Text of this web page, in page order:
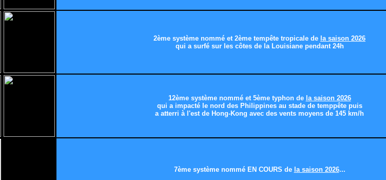
2ème système nommé et 2ème tempête tropicale de la saison 2026
qui a surfé sur les côtes de la Louisiane pendant 24h
12ème système nommé et 5ème typhon de la saison 2026
qui a impacté le nord des Philippines au stade de temppête puis
a atterri à l'est de Hong-Kong avec des vents moyens de 145 km/h
7ème système nommé EN COURS de la saison 2026...